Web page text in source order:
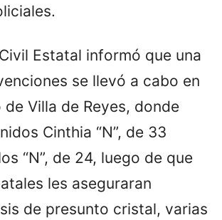
Estatal informó que una
se llevó a cabo en
de Villa de Reyes, donde
Cinthia “N”, de 33
“N”, de 24, luego de que
les aseguraran
de presunto cristal, varias